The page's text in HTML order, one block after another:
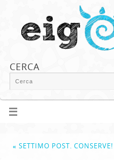
CERCA
« SETTIMO POST. CONSERVE!